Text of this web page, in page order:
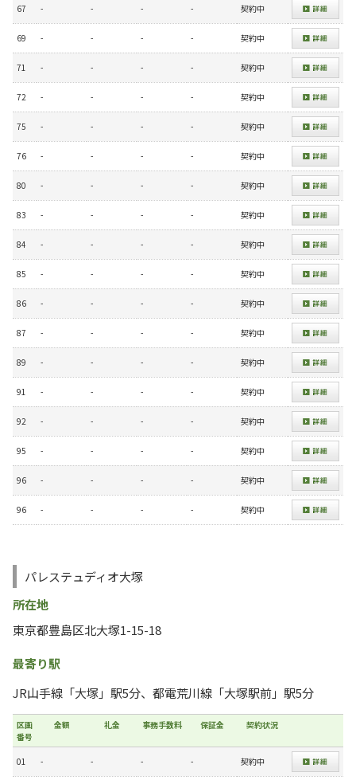
67 - - - - 契約中
69 - - - - 契約中
71 - - - - 契約中
72 - - - - 契約中
75 - - - - 契約中
76 - - - - 契約中
80 - - - - 契約中
83 - - - - 契約中
84 - - - - 契約中
85 - - - - 契約中
86 - - - - 契約中
87 - - - - 契約中
89 - - - - 契約中
91 - - - - 契約中
92 - - - - 契約中
95 - - - - 契約中
96 - - - - 契約中
96 - - - - 契約中
パレステュディオ大塚
所在地
東京都豊島区北大塚1-15-18
最寄り駅
JR山手線「大塚」駅5分、都電荒川線「大塚駅前」駅5分
区画
番号
金額 礼金 事務手数料 保証金 契約状況
01 - - - - 契約中